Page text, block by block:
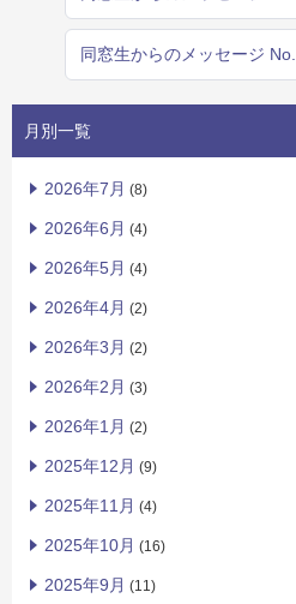
同窓生からのメッセージ
月別一覧
2026年7月 (8)
2026年6月 (4)
2026年5月 (4)
2026年4月 (2)
2026年3月 (2)
2026年2月 (3)
2026年1月 (2)
2025年12月 (9)
2025年11月 (4)
2025年10月 (16)
2025年9月 (11)